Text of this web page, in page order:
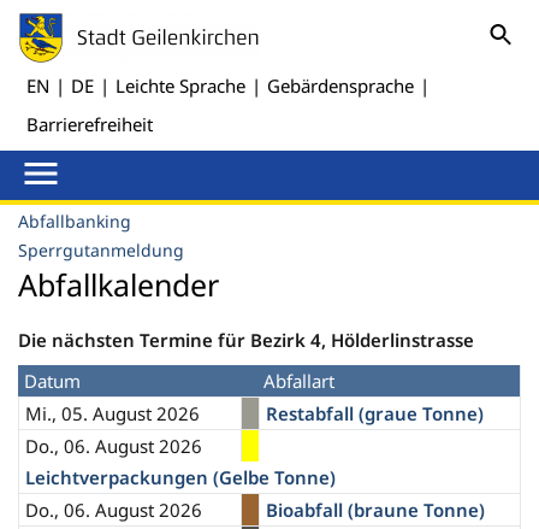
EN | DE | Leichte Sprache | Gebärdensprache |
Barrierefreiheit
Abfallbanking
Sperrgutanmeldung
Abfallkalender
Die nächsten Termine für Bezirk 4, Hölderlinstrasse
Datum
Abfallart
Mi., 05. August 2026
Restabfall (graue Tonne)
Do., 06. August 2026
Leichtverpackungen (Gelbe Tonne)
Do., 06. August 2026
Bioabfall (braune Tonne)